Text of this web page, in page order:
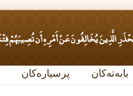
بابەتەکان پرسیارەکان